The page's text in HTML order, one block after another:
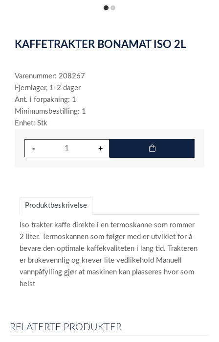
itemitem
of
KAFFETRAKTER BONAMAT ISO 2L
Varenummer: 208267
Fjernlager, 1-2 dager
Ant. i forpakning: 1
Minimumsbestilling: 1
Enhet: Stk
Produktbeskrivelse
Iso trakter kaffe direkte i en termoskanne som rommer
2 liter. Termoskannen som følger med er utviklet for å
bevare den optimale kaffekvaliteten i lang tid. Trakteren
er brukevennlig og krever lite vedlikehold Manuell
vannpåfylling gjør at maskinen kan plasseres hvor som
helst
RELATERTE PRODUKTER